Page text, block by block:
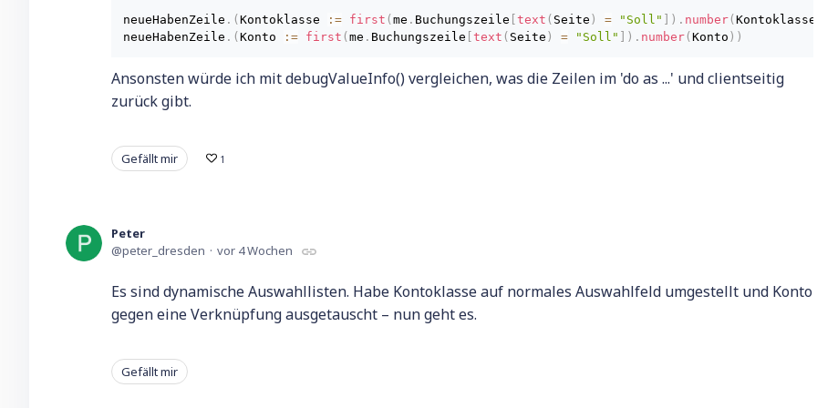
neueHabenZeile . ( Kontoklasse : = first ( me . Buchungszeile text ( Seite ) = "Soll" ) . number( Kontoklasse
neueHabenZeile . ( Konto : = first ( me . Buchungszeile text ( Seite ) = "Soll" ) . number( Konto ) )
Ansonsten würde ich mit debugValueInfo() vergleichen, was die Zeilen im 'do as ...' und clientseitig
zurück gibt.
Gefällt mir 1
Peter
peter_dresden
vor 4 Wochen
Es sind dynamische Auswahllisten. Habe Kontoklasse auf normales Auswahlfeld umgestellt und Konto
gegen eine Verknüpfung ausgetauscht – nun geht es.
Gefällt mir